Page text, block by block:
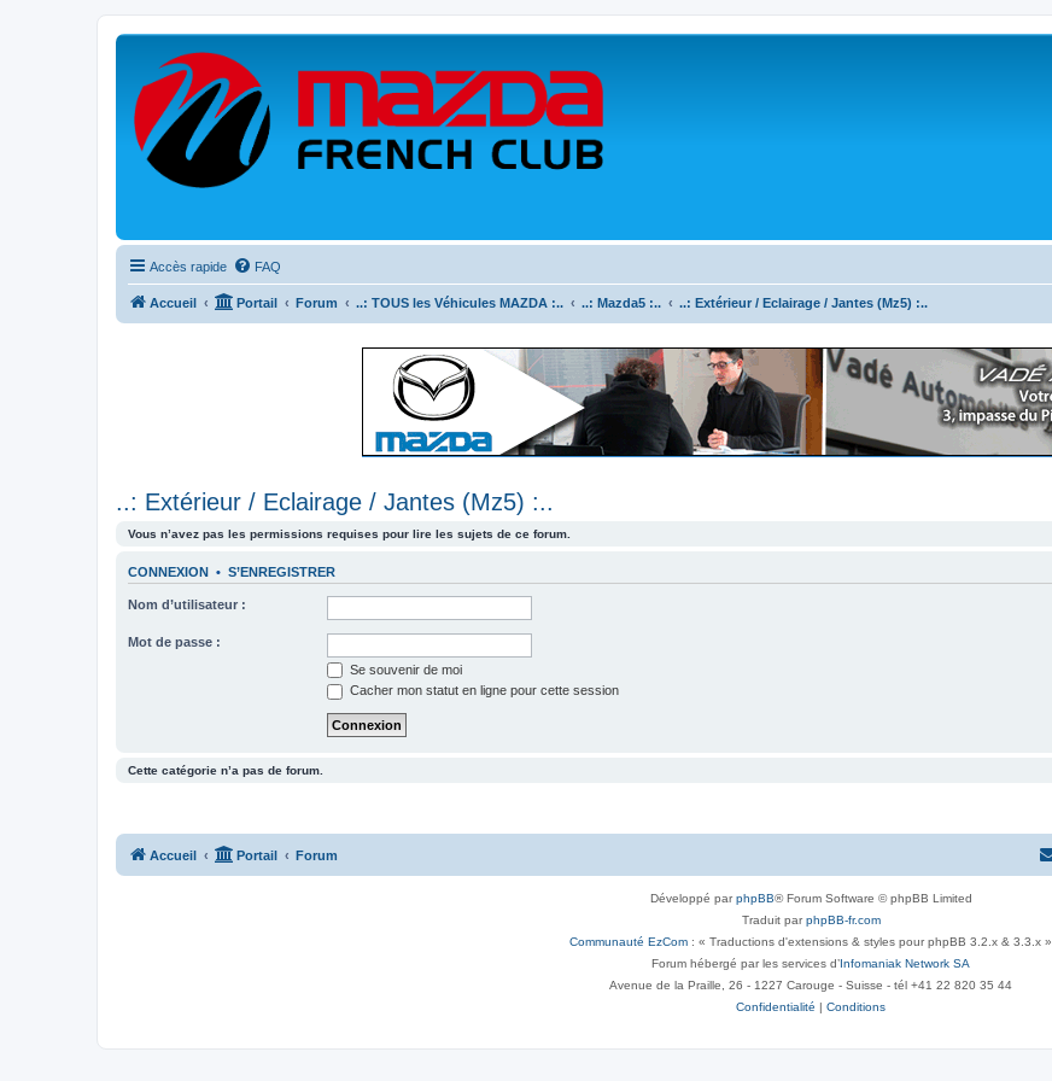
Accès rapide FAQ
Accueil Portail Forum ..: TOUS les Véhicules MAZDA :.. ..: Mazda5 :.. ..: Extérieur / Eclairage / Jantes (Mz5) :..
..: Extérieur / Eclairage / Jantes (Mz5) :..
Vous n’avez pas les permissions requises pour lire les sujets de ce forum.
CONNEXION • S’ENREGISTRER
Nom d’utilisateur :
Mot de passe :
Se souvenir de moi
Cacher mon statut en ligne pour cette session
Cette catégorie n’a pas de forum.
Accueil Portail Forum
Développé parphpBB® Forum Software © phpBB Limited
Traduit parphpBB-fr.com
Communauté EzCom : « Traductions d'extensions & styles pour phpBB 3.2.x & 3.3.x »
Forum hébergé par les services d’Infomaniak Network SA
Avenue de la Praille, 26 - 1227 Carouge - Suisse - tél +41 22 820 35 44
Confidentialité | Conditions